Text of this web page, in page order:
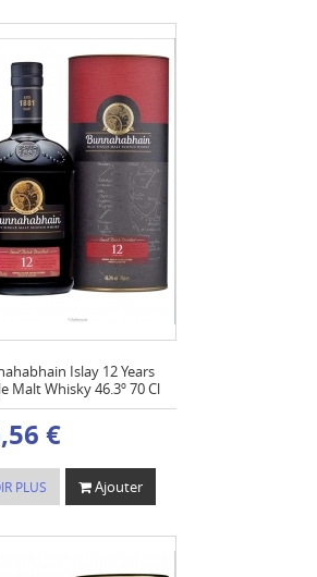
Islay 12 Years
Malt Whisky 46.3º 70 Cl
€
PLUS Ajouter